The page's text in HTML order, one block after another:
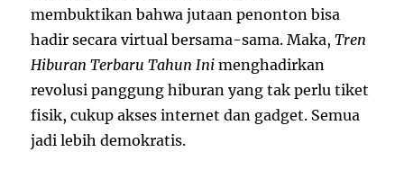
membuktikan bahwa jutaan penonton bisa
hadir secara virtual bersama-sama. Maka,Tren
Hiburan Terbaru Tahun Ini menghadirkan
revolusi panggung hiburan yang tak perlu tiket
fisik, cukup akses internet dan gadget. Semua
jadi lebih demokratis.